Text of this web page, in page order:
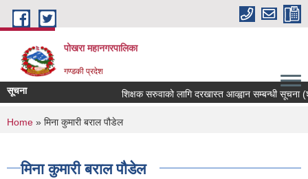
Skip to main content
पोखरा महानगरपालिका
गण्डकी प्रदेश
सूचना शिक्षक सरुवाको लागि दरखास्त आव्ह्वान सम्बन्धी सूचना
You are here
Home » मिना कुमारी बराल पौडेल
मिना कुमारी बराल पौडेल